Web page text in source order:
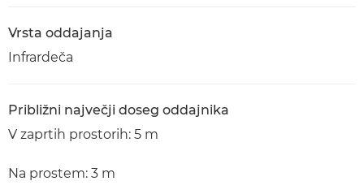
Vrsta oddajanja
Infrardeča
Približni največji doseg oddajnika
V zaprtih prostorih: 5 m
Na prostem: 3 m